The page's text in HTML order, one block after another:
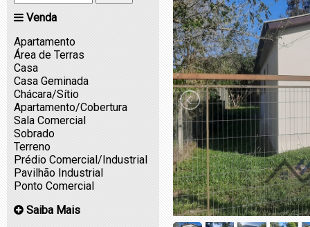
Venda
Apartamento
Área de Terras
Casa
Casa Geminada
Chácara/Sítio
Apartamento/Cobertura
Sala Comercial
Sobrado
Terreno
Prédio Comercial/Industrial
Pavilhão Industrial
Ponto Comercial
Saiba Mais